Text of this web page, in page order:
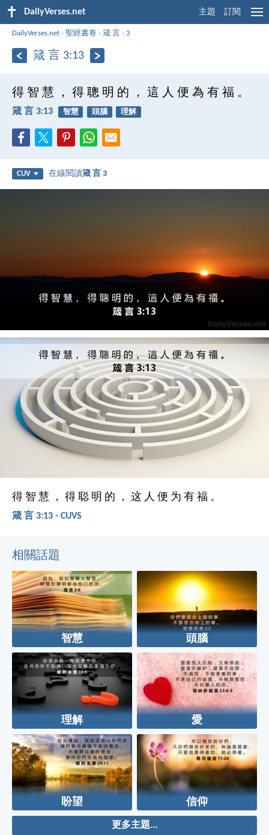
DailyVerses.net 主題 訂閱
DailyVerses.net ›聖經書卷 ›箴 言 ›3
箴 言 3:13
得 智 慧 ， 得 聰 明 的 ， 這 人 便 為 有 福 。
箴 言 3:13 智慧 頭腦 理解
CUV 在線閱讀箴 言 3
得 智 慧 ， 得 聪 明 的 ， 这 人 便 为 有 福 。
箴 言 3:13 - CUVS
相關話題
智慧 頭腦
理解 愛
盼望 信仰
更多主題...